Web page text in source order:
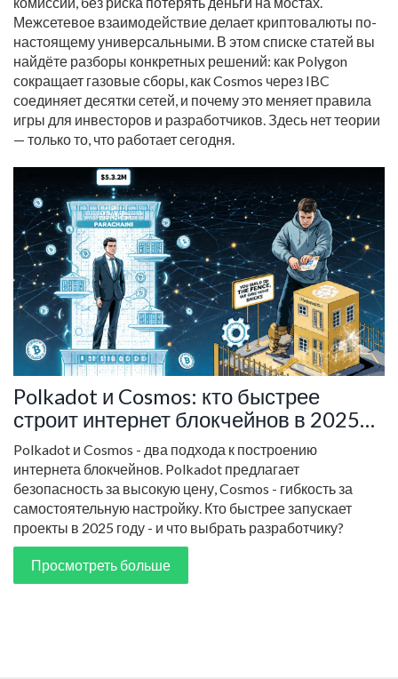
Межсетевое взаимодействие делает криптовалюты по-
настоящему универсальными. В этом списке статей вы
найдёте разборы конкретных решений: как Polygon
сокращает газовые сборы, как Cosmos через IBC
соединяет десятки сетей, и почему это меняет правила
игры для инвесторов и разработчиков. Здесь нет теории
— только то, что работает сегодня.
Polkadot и Cosmos: кто быстрее
строит интернет блокчейнов в 2025
году
Polkadot и Cosmos - два подхода к построению
интернета блокчейнов. Polkadot предлагает
безопасность за высокую цену, Cosmos - гибкость за
самостоятельную настройку. Кто быстрее запускает
проекты в 2025 году - и что выбрать разработчику?
Просмотреть больше